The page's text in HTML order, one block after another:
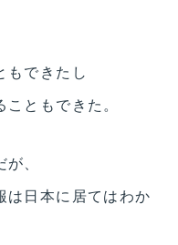
もできたし
ともできた。
、
は日本に居てはわか